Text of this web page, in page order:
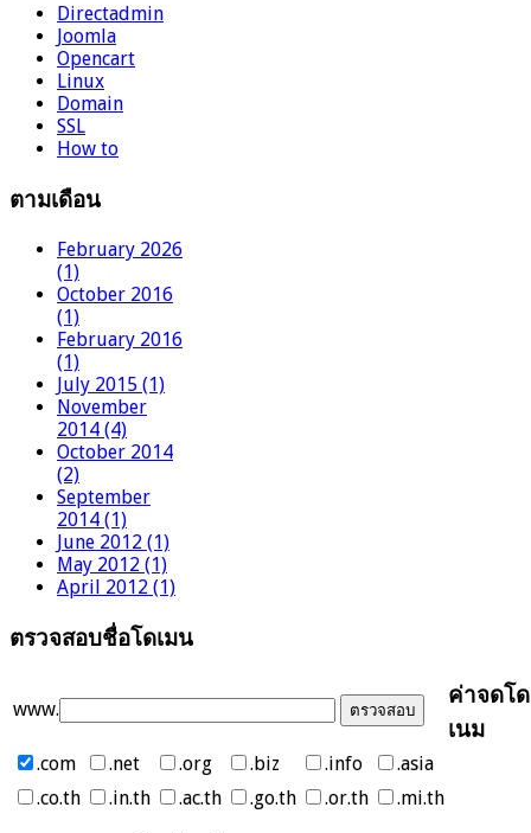
Directadmin
Joomla
Opencart
Linux
Domain
SSL
How to
ตามเดือน
February 2026
(1)
October 2016
(1)
February 2016
(1)
July 2015 (1)
November
2014 (4)
October 2014
(2)
September
2014 (1)
June 2012 (1)
May 2012 (1)
April 2012 (1)
ตรวจสอบชื่อโดเมน
www.
.com .net .org .biz .info
.asia
.co.th
.in.th .ac.th .go.th .or.th .mi.th
ค่าจดโ
เนม